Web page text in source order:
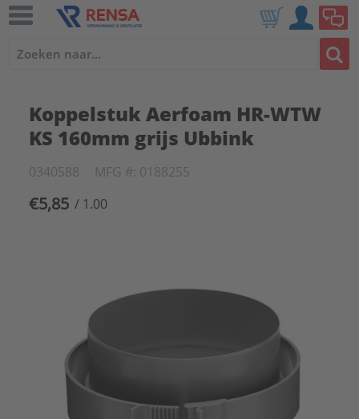
Koppelstuk Aerfoam HR-WTW
KS 160mm grijs Ubbink
0340588 MFG #: 0188255
€5,85 / 1.00